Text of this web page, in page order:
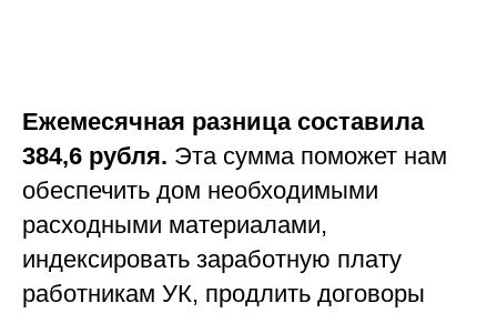
Ежемесячная разница составила
384,6 рубля. Эта сумма поможет нам
обеспечить дом необходимыми
расходными материалами,
индексировать заработную плату
работникам УК, продлить договоры